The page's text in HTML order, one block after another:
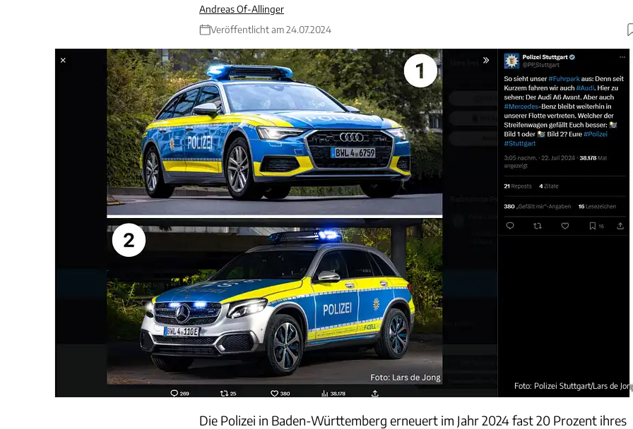
Andreas Of-Allinger
Veröffentlicht am 24.07.2024
Foto: Polizei Stuttgart/Lars de
Die Polizei in Baden-Württemberg erneuert im Jahr 2024 fast 20 Prozent ihres